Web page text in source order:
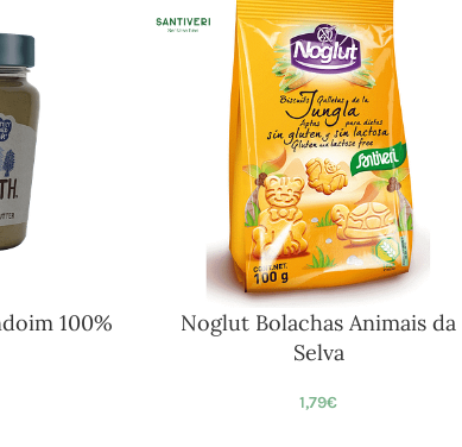
100%
Noglut Bolachas Animais da
Selva
1,79€